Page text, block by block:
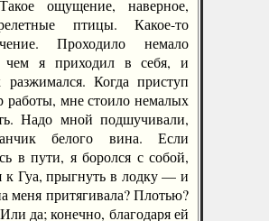
ощущение, наверное,
птицы. Какое-то
Проходило немало
чем я приходил в себя, и
Когда приступ
работы, мне стоило немалых
Надо мной подшучивали,
белого вина. Если
в пути, я боролся с собой,
к Гуа, прыгнуть в лодку — и
притягивала? Плотью?
да; конечно, благодаря ей